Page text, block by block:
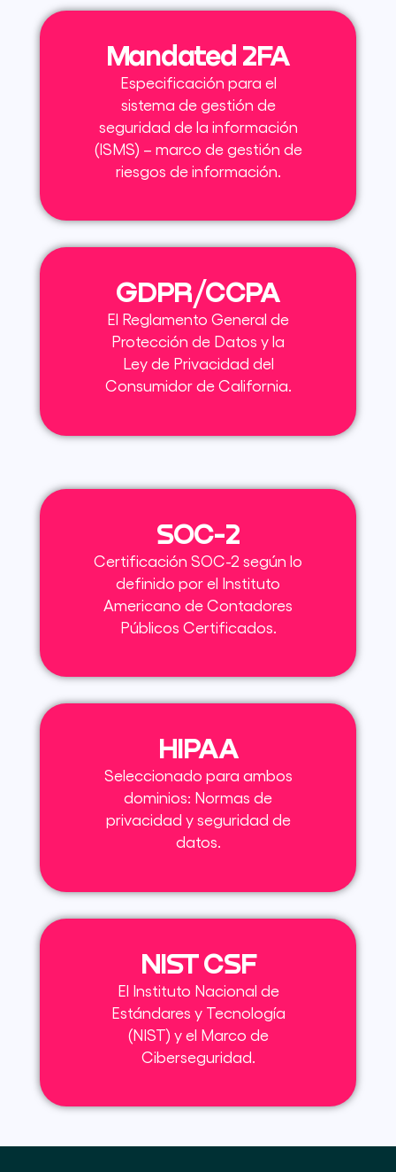
Mandated 2FA
Especificación para el
sistema de gestión de
seguridad de la información
(ISMS) – marco de gestión de
riesgos de información.
GDPR/CCPA
El Reglamento General de
Protección de Datos y la
Ley de Privacidad del
Consumidor de California.
SOC-2
Certificación SOC-2 según lo
definido por el Instituto
Americano de Contadores
Públicos Certificados.
HIPAA
Seleccionado para ambos
dominios: Normas de
privacidad y seguridad de
datos.
NIST CSF
El Instituto Nacional de
Estándares y Tecnología
(NIST) y el Marco de
Ciberseguridad.